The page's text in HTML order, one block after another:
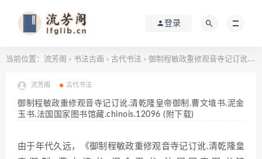
登录
当前位置： 流芳阁 > 书法古画 > 古代书法 > 御制程敏政重修观音寺记订讹.清乾隆皇帝御制.曹文埴书.泥金玉书.法国国家图书馆藏.chinois.12096 (附下载)
流芳阁 古代书法
御制程敏政重修观音寺记订讹.清乾隆皇帝御制.曹文埴书.泥金
玉书.法国国家图书馆藏.chinois.12096 (附下载)
由于年代久远，《御制程敏政重修观音寺记订讹.清乾隆皇